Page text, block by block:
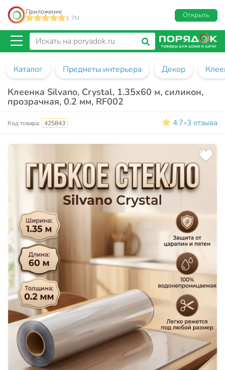
Приложение
1.7M
Открыть
Каталог Предметы интерьера Декор
Клеенка Silvano, Crystal, 1.35х60 м, силикон,
прозрачная, 0.2 мм, RF002
Код товара: 425843 4.7•3 отзыва